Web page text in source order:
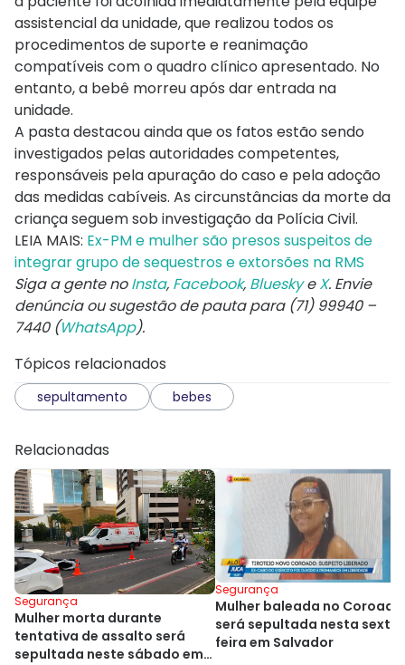
assistencial da unidade, que realizou todos os
procedimentos de suporte e reanimação
compatíveis com o quadro clínico apresentado. No
entanto, a bebê morreu após dar entrada na
unidade.
A pasta destacou ainda que os fatos estão sendo
investigados pelas autoridades competentes,
responsáveis pela apuração do caso e pela adoção
das medidas cabíveis. As circunstâncias da morte da
criança seguem sob investigação da Polícia Civil.
LEIA MAIS: Ex-PM e mulher são presos suspeitos de
integrar grupo de sequestros e extorsões na RMS
Siga a gente noInsta, Facebook, BlueskyeX. Envie
denúncia ou sugestão de pauta para (71) 99940 –
7440 (WhatsApp).
Tópicos relacionados
sepultamento bebes
Relacionadas
Segurança
Mulher morta durante
tentativa de assalto será
sepultada neste sábado em
Segurança
Mulher baleada no Coroado
será sepultada nesta
feira em Salvador